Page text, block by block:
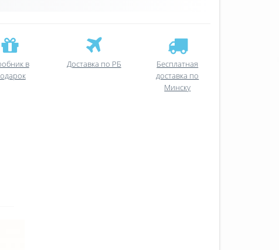
в
Доставка по РБ
Бесплатная
доставка по
Минску